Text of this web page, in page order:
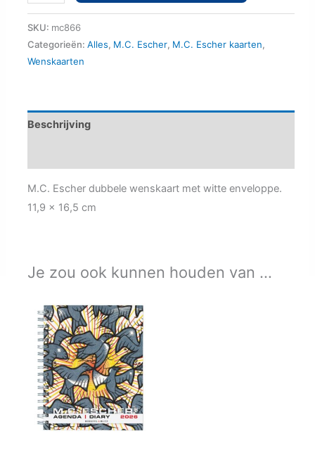
Escher
vlinders
mc866
aantal
SKU: mc866
Categorieën: Alles, M.C. Escher, M.C. Escher kaarten,
Wenskaarten
Beschrijving
M.C. Escher dubbele wenskaart met witte enveloppe.
11,9 x 16,5 cm
Je zou ook kunnen houden van …